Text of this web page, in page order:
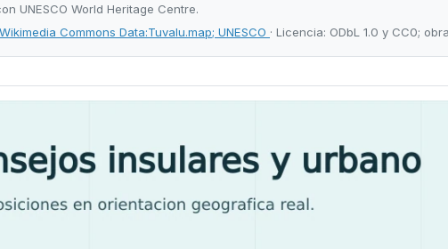
UNESCO World Heritage Centre.
Commons Data:Tuvalu.map; UNESCO · Licencia: ODbL 1.0 y CC0;